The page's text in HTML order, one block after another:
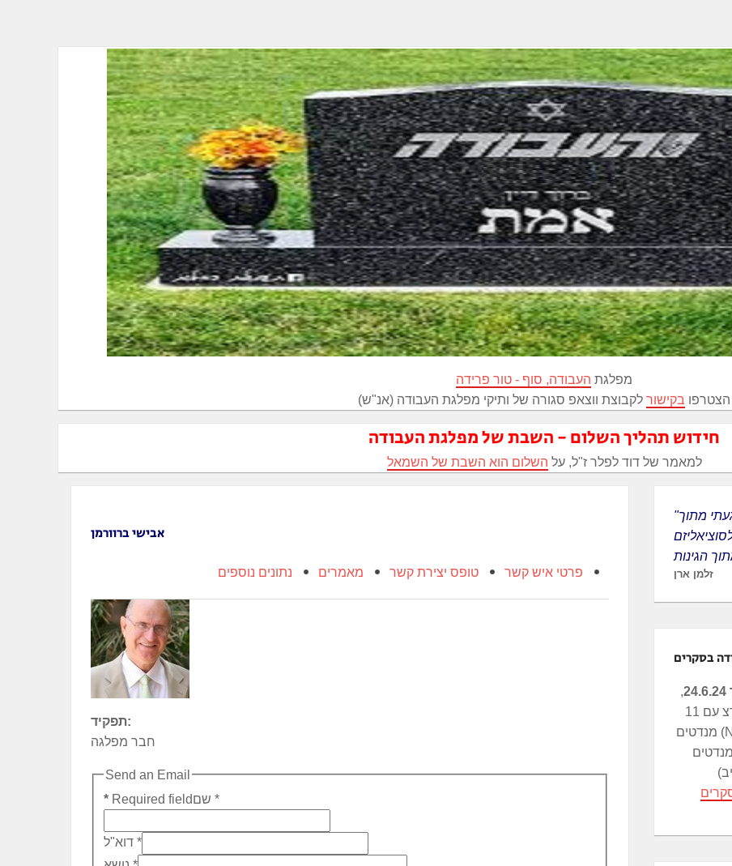
מפלגת העבודה, סוף - טור פרידה
הצטרפו בקישור לקבוצת ווצאפ סגורה של ותיקי מפלגת העבודה (אנ"ש)
חידוש תהליך השלום - השבת של מפלגת העבודה
למאמר של דוד לפלר ז"ל, על השלום הוא השבת של השמאל
אבישי ברוורמן
פרטי איש קשר טופס יצירת קשר מאמרים נתונים נוספים
תפקיד:
חבר מפלגה
Send an Email
* Required fieldשם *
דוא"ל *
"לציונות הגעתי מתוך
זלמן ארן
בסקרים
,
העבודה-מרצ עם 11
מנדטים (N12), העבודה
5 ומרצ 4 מנדטים